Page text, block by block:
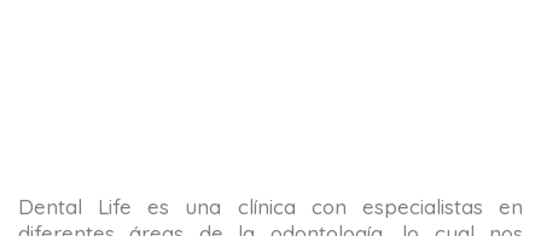
Dental Life es una clínica con especialistas en